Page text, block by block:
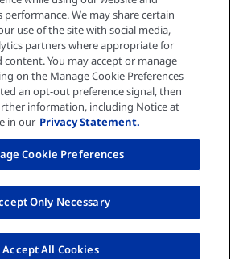
Care Romania 2026
modulele cookie
performance. We may share certain
use of the site with social media,
partners where appropriate for
content. You may accept or manage
on the Manage Cookie Preferences
an opt-out preference signal, then
information, including Notice at
in our Privacy Statement.
Cookie Preferences
Only Necessary
Accept All Cookies